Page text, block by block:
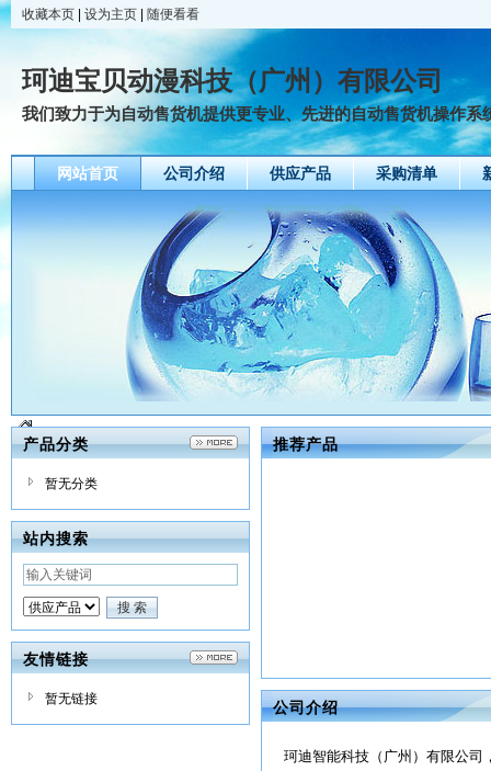
收藏本页 设为主页 随便看看
珂迪宝贝动漫科技（广州）有限公司
我们致力于为自动售货机提供更专业、先进的自动售货机操作系
网站首页 公司介绍 供应产品 采购清单
产品分类
暂无分类
站内搜索
友情链接
暂无链接
推荐产品
公司介绍
珂迪智能科技（广州）有限公司